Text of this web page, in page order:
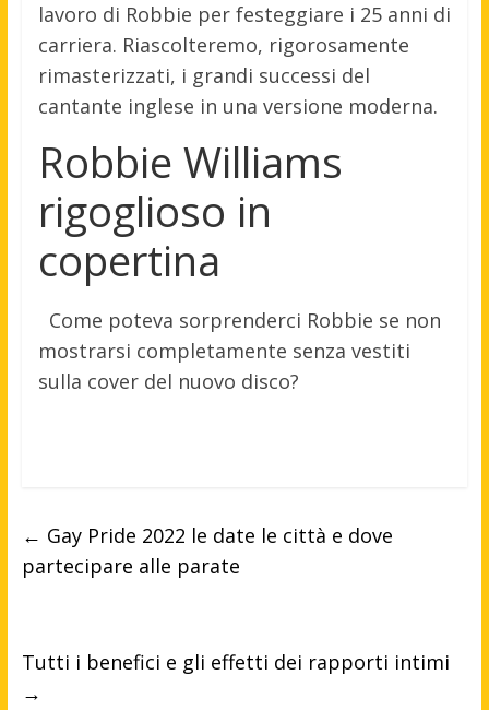
lavoro di Robbie per festeggiare i 25 anni di
carriera. Riascolteremo, rigorosamente
rimasterizzati, i grandi successi del
cantante inglese in una versione moderna.
Robbie Williams
rigoglioso in
copertina
Come poteva sorprenderci Robbie se non
mostrarsi completamente senza vestiti
sulla cover del nuovo disco?
← Gay Pride 2022 le date le città e dove
partecipare alle parate
Tutti i benefici e gli effetti dei rapporti intimi
→